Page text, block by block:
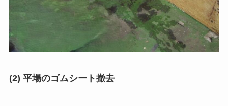
(2) 平場のゴムシート撤去